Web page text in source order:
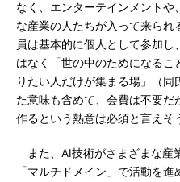
なく、エンターテインメント
な産業の人たちが入って来ら
員は基本的に個人として参加
はなく「世の中のためになる
りたい人だけが集まる場」（
た意味も含めて、会費は不要
作るという熱意は必須と言えそ
また、AI技術がさまざまな産
「マルチドメイン」で活動を